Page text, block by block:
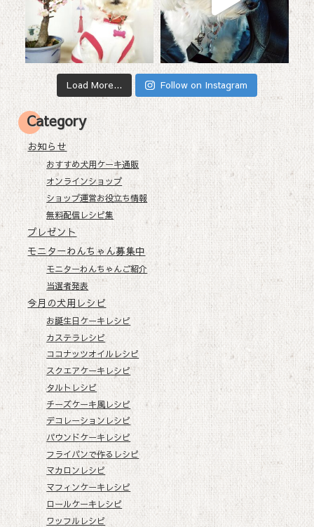
Load More... Follow on Instagram
Category
お知らせ
おすすめ犬用ケーキ通販
オンラインショップ
ショップ運営お役立ち情報
無料配信レシピ集
プレゼント
モニターわんちゃん募集中
モニターわんちゃんご紹介
当選者発表
今月の犬用レシピ
お誕生日ケーキレシピ
カステラレシピ
ココナッツオイルレシピ
スクエアケーキレシピ
タルトレシピ
チーズケーキ風レシピ
デコレーションレシピ
パウンドケーキレシピ
フライパンで作るレシピ
マカロンレシピ
マフィンケーキレシピ
ロールケーキレシピ
ワッフルレシピ